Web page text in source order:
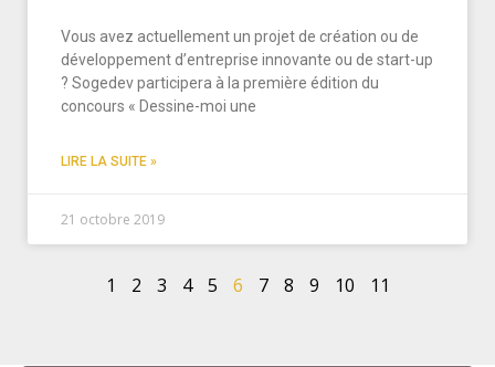
Vous avez actuellement un projet de création ou de
développement d’entreprise innovante ou de start-up
? Sogedev participera à la première édition du
concours « Dessine-moi une
LIRE LA SUITE »
21 octobre 2019
1 2 3 4 5 6 7 8 9 10 11